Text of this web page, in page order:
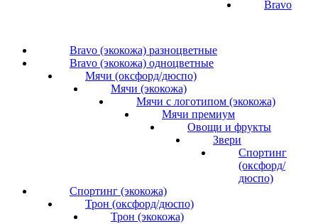
Bravo
Bravo (экокожа) разноцветные
Bravo (экокожа) одноцветные
Мячи (оксфорд/дюспо)
Мячи (экокожа)
Мячи с логотипом (экокожа)
Мячи премиум
Овощи и фрукты
Звери
Спортинг
(оксфорд/
дюспо)
Спортинг (экокожа)
Трон (оксфорд/дюспо)
Трон (экокожа)